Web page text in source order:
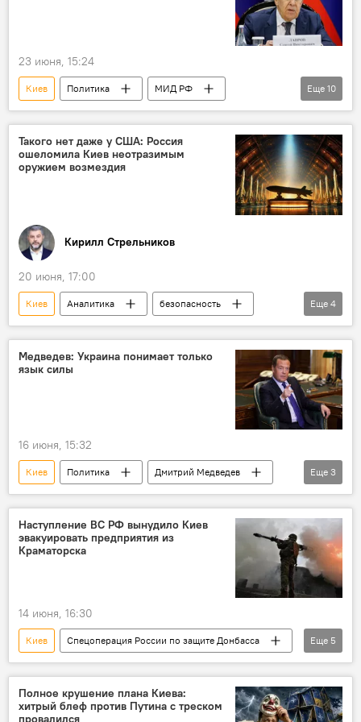
23 июня, 15:24
Киев Политика
МИД РФ
Сергей Лавров
Владимир Зеленский
Запад
ЕС
Европа
Украина
США
Иран
Еще 10
Такого нет даже у США: Россия
ошеломила Киев неотразимым
оружием возмездия
Кирилл Стрельников
20 июня, 17:00
Киев Аналитика
безопасность
США
Россия
Минобороны США
ВКС РФ
Еще 4
Медведев: Украина понимает только
язык силы
16 июня, 15:32
Киев Политика
Дмитрий Медведев
Украина
В мире Россия
Еще 3
Наступление ВС РФ вынудило Киев
эвакуировать предприятия из
Краматорска
14 июня, 16:30
Киев
Спецоперация России по защите Донбасса
ВСУ
Россия
ДНР
Вооружённые силы
Еще 5
Полное крушение плана Киева:
хитрый блеф против Путина с треском
провалился